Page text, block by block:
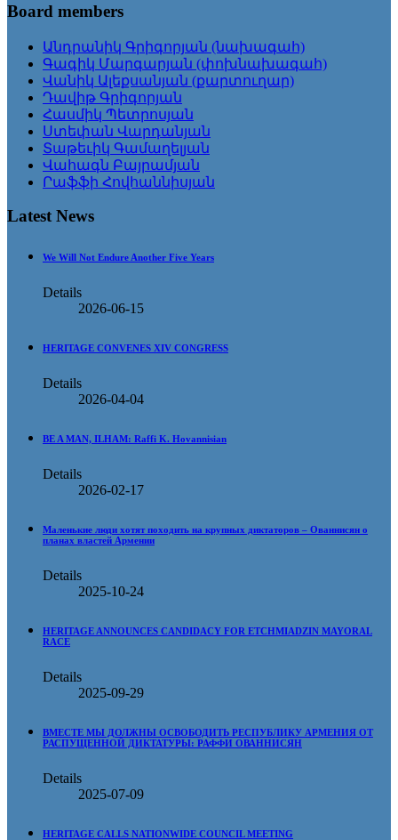
Board members
Անդրանիկ Գրիգորյան (նախագահ)
Գագիկ Մարգարյան (փոխնախագահ)
Վանիկ Ալեքսանյան (քարտուղար)
Դավիթ Գրիգորյան
Հասմիկ Պետրոսյան
Ստեփան Վարդանյան
Տաթեւիկ Գամաղելյան
Վահագն Բայրամյան
Րաֆֆի Հովհաննիսյան
Latest News
We Will Not Endure Another Five Years
Details
2026-06-15
HERITAGE CONVENES XIV CONGRESS
Details
2026-04-04
BE A MAN, ILHAM: Raffi K. Hovannisian
Details
2026-02-17
Маленькие люди хотят походить на крупных диктаторов – Ованнисян о
планах властей Армении
Details
2025-10-24
HERITAGE ANNOUNCES CANDIDACY FOR ETCHMIADZIN MAYORAL
RACE
Details
2025-09-29
ВМЕСТЕ МЫ ДОЛЖНЫ ОСВОБОДИТЬ РЕСПУБЛИКУ АРМЕНИЯ ОТ
РАСПУЩЕННОЙ ДИКТАТУРЫ: РАФФИ ОВАННИСЯН
Details
2025-07-09
HERITAGE CALLS NATIONWIDE COUNCIL MEETING